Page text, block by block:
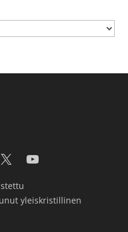
yleiskristillinen